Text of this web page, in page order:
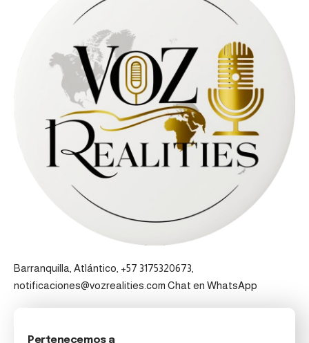
Barranquilla, Atlántico, +57 3175320673,
notificaciones@vozrealities.com Chat en WhatsApp
Pertenecemos a